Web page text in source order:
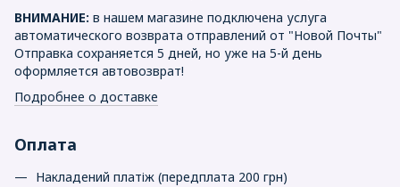
ВНИМАНИЕ: в нашем магазине подключена услуга
автоматического возврата отправлений от "Новой Почты"
Отправка сохраняется 5 дней, но уже на 5-й день
оформляется автовозврат!
Подробнее о доставке
Оплата
Накладений платіж (передплата 200 грн)